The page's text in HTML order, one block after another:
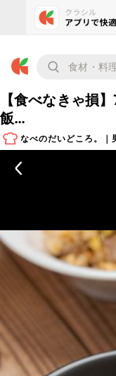
【食べなきゃ損
飯…
なべのだいどころ。｜